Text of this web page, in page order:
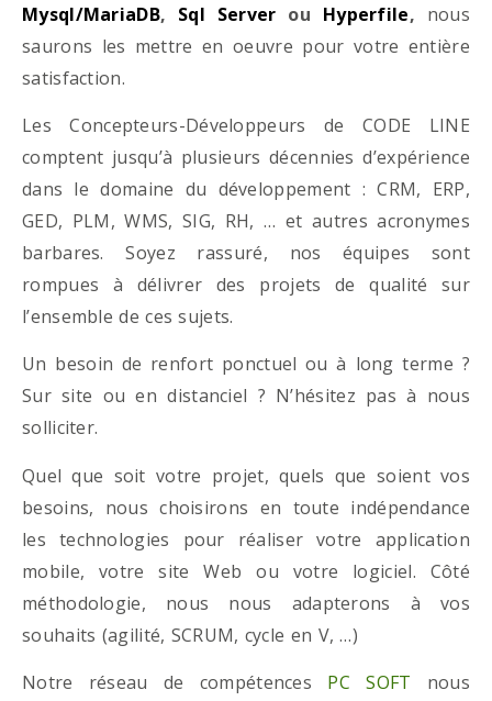
Mysql/MariaDB, Sql Server ou Hyperfile, nous
saurons les mettre en oeuvre pour votre entière
satisfaction.
Les Concepteurs-Développeurs de CODE LINE
comptent jusqu’à plusieurs décennies d’expérience
dans le domaine du développement : CRM, ERP,
GED, PLM, WMS, SIG, RH, … et autres acronymes
barbares. Soyez rassuré, nos équipes sont
rompues à délivrer des projets de qualité sur
l’ensemble de ces sujets.
Un besoin de renfort ponctuel ou à long terme ?
Sur site ou en distanciel ? N’hésitez pas à nous
solliciter.
Quel que soit votre projet, quels que soient vos
besoins, nous choisirons en toute indépendance
les technologies pour réaliser votre application
mobile, votre site Web ou votre logiciel. Côté
méthodologie, nous nous adapterons à vos
souhaits (agilité, SCRUM, cycle en V, …)
Notre réseau de compétences PC SOFT nous